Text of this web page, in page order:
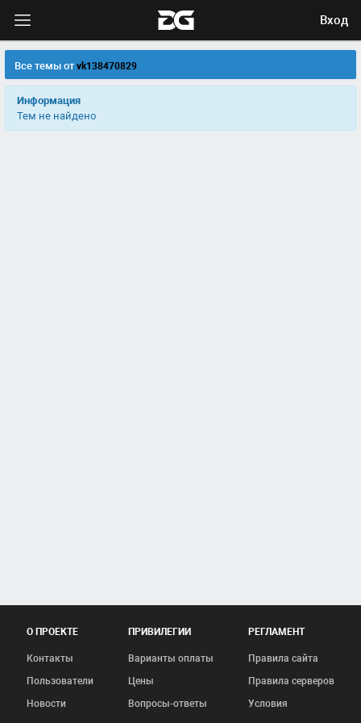
Вход
Все темы отvk138470829
Информация
Тем не найдено
О ПРОЕКТЕ
Контакты
Пользователи
Новости
ПРИВИЛЕГИИ
Варианты оплаты
Цены
Вопросы-ответы
РЕГЛАМЕНТ
Правила сайта
Правила серверов
Условия